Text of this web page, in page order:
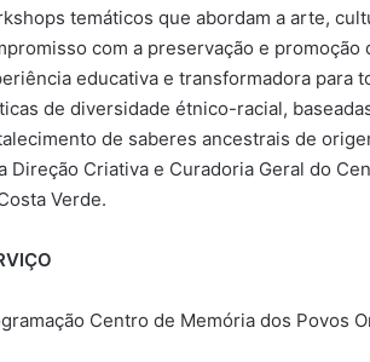
temáticos que abordam a arte,
com a preservação e
educativa e transformadora para
de diversidade étnico-racial,
de saberes ancestrais de
Direção Criativa e Curadoria Geral do
Verde.
Centro de Memória dos Povos